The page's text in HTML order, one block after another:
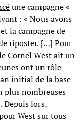
une campagne «
: « Nous avons
la campagne de
riposter. […] Pour
Cornel West ait un
ont un rôle
initial de la base
plus nombreuses
Depuis lors,
West sur tous